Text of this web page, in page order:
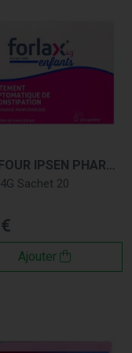
dédiés à
pas à consulter
tous nos produits et
BEAUFOUR IPSEN PHARMA
Sachet 20
€
Ajouter